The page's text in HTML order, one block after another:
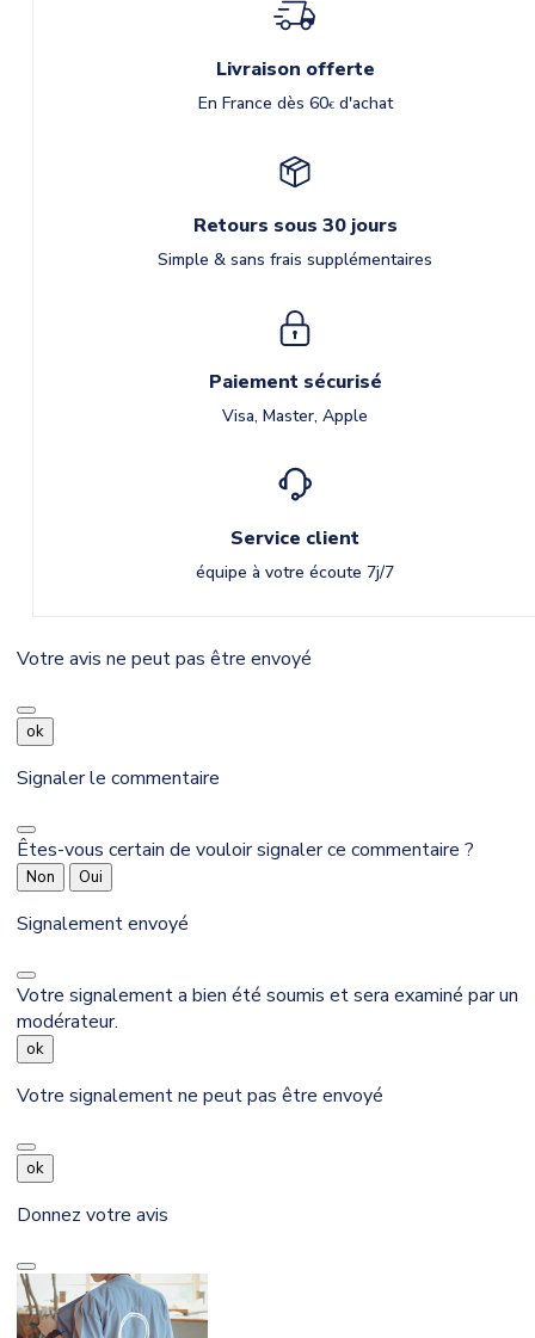
Livraison offerte
En France dès 60€d'achat
Retours sous 30 jours
Simple & sans frais supplémentaires
Paiement sécurisé
Visa, Master, Apple
Service client
équipe à votre écoute 7j/7
Votre avis ne peut pas être envoyé
ok
Signaler le commentaire
Êtes-vous certain de vouloir signaler ce commentaire ?
Non Oui
Signalement envoyé
Votre signalement a bien été soumis et sera examiné par un
modérateur.
ok
Votre signalement ne peut pas être envoyé
ok
Donnez votre avis